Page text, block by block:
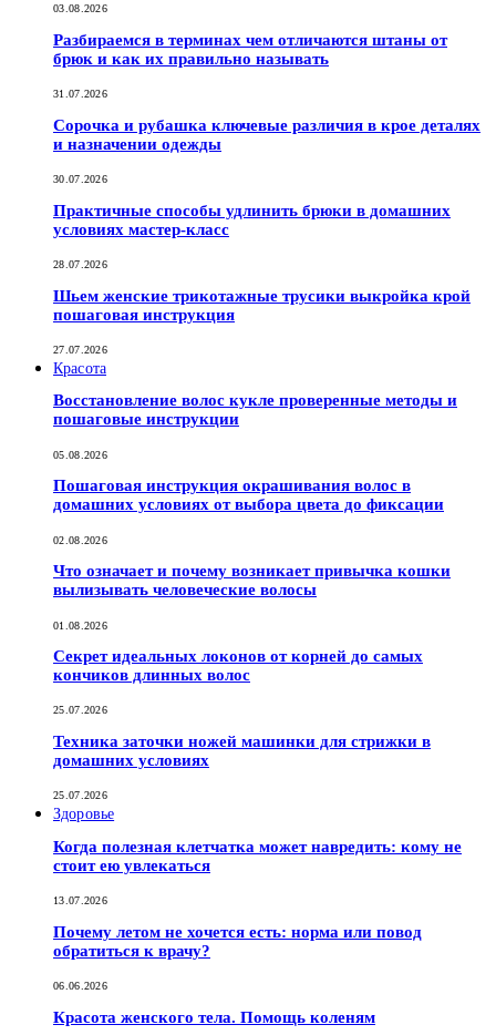
03.08.2026
Разбираемся в терминах чем отличаются штаны от
брюк и как их правильно называть
31.07.2026
Сорочка и рубашка ключевые различия в крое деталях
и назначении одежды
30.07.2026
Практичные способы удлинить брюки в домашних
условиях мастер-класс
28.07.2026
Шьем женские трикотажные трусики выкройка крой
пошаговая инструкция
27.07.2026
Красота
Восстановление волос кукле проверенные методы и
пошаговые инструкции
05.08.2026
Пошаговая инструкция окрашивания волос в
домашних условиях от выбора цвета до фиксации
02.08.2026
Что означает и почему возникает привычка кошки
вылизывать человеческие волосы
01.08.2026
Секрет идеальных локонов от корней до самых
кончиков длинных волос
25.07.2026
Техника заточки ножей машинки для стрижки в
домашних условиях
25.07.2026
Здоровье
Когда полезная клетчатка может навредить: кому не
стоит ею увлекаться
13.07.2026
Почему летом не хочется есть: норма или повод
обратиться к врачу?
06.06.2026
Красота женского тела. Помощь коленям